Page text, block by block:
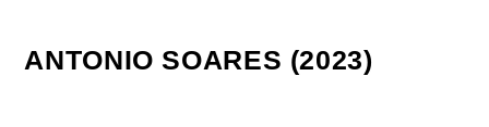
ANTONIO SOARES (2023)